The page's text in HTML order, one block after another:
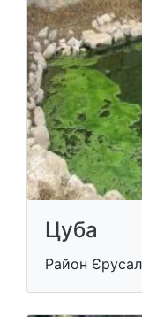
Цуба
Район